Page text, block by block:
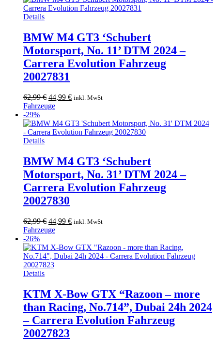
Details
BMW M4 GT3 ‘Schubert
Motorsport, No. 11’ DTM 2024 –
Carrera Evolution Fahrzeug
20027831
62,99€ Ursprünglicher
Preis
62,99 €
44,99 €Aktueller
44,99 €.
inkl. MwSt
Fahrzeuge
-29%
Details
BMW M4 GT3 ‘Schubert
Motorsport, No. 31’ DTM 2024 –
Carrera Evolution Fahrzeug
20027830
62,99€ Ursprünglicher
Preis
62,99 €
44,99 €Aktueller
44,99 €.
inkl. MwSt
Fahrzeuge
-26%
Details
KTM X-Bow GTX “Razoon – more
than Racing, No.714”, Dubai 24h 2024
– Carrera Evolution Fahrzeug
20027823